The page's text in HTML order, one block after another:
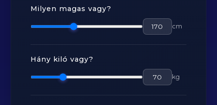
Milyen magas vagy?
cm
Hány kiló vagy?
kg